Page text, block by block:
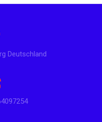
Deutschland